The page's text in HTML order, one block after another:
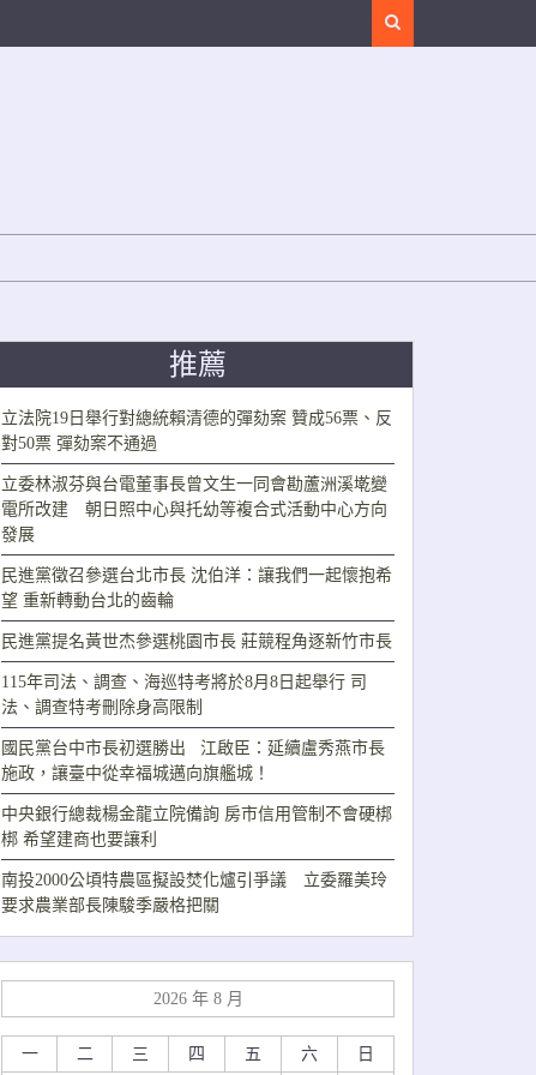
推薦
立法院19日舉行對總統賴清德的彈劾案 贊成56票、反
對50票 彈劾案不通過
立委林淑芬與台電董事長曾文生一同會勘蘆洲溪墘變
電所改建 朝日照中心與托幼等複合式活動中心方向
發展
民進黨徵召參選台北市長 沈伯洋：讓我們一起懷抱希
望 重新轉動台北的齒輪
民進黨提名黃世杰參選桃園市長 莊競程角逐新竹市長
115年司法、調查、海巡特考將於8月8日起舉行 司
法、調查特考刪除身高限制
國民黨台中市長初選勝出 江啟臣：延續盧秀燕市長
施政，讓臺中從幸福城邁向旗艦城！
中央銀行總裁楊金龍立院備詢 房市信用管制不會硬梆
梆 希望建商也要讓利
南投2000公頃特農區擬設焚化爐引爭議 立委羅美玲
要求農業部長陳駿季嚴格把關
2026 年 8 月
一 二 三 四 五 六 日